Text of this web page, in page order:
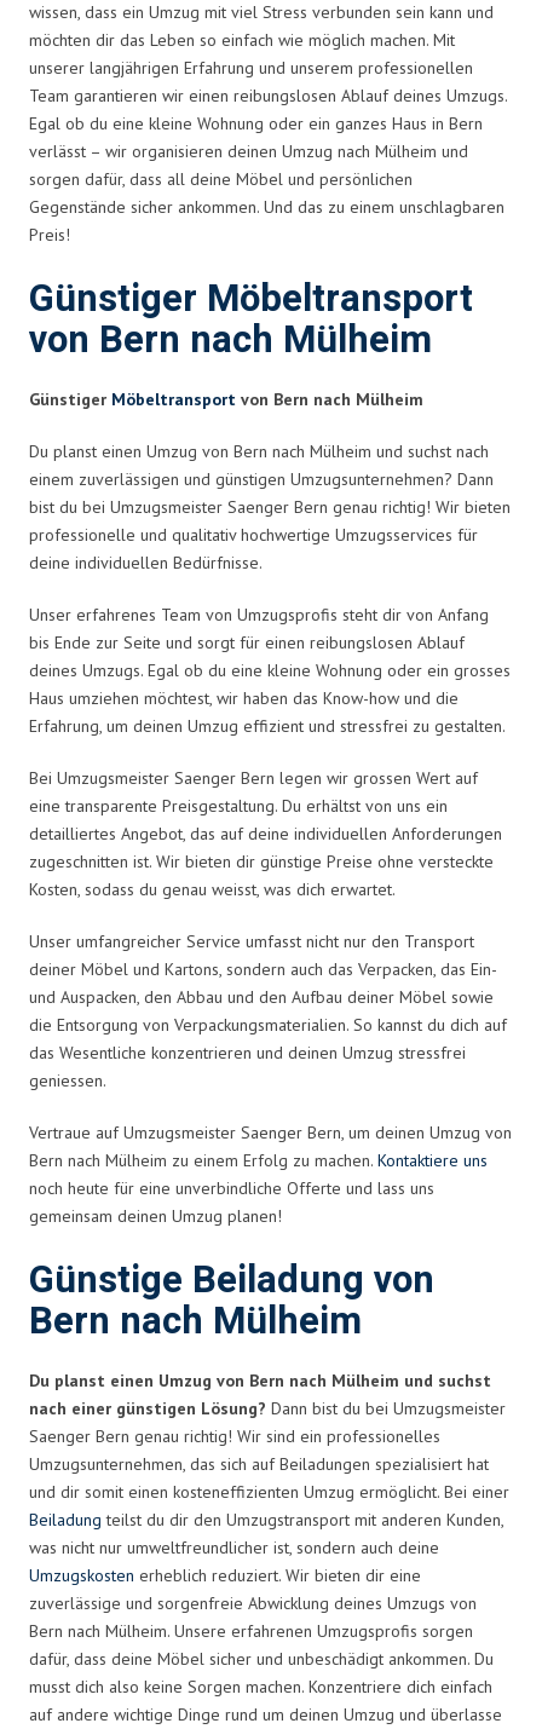
wissen, dass ein Umzug mit viel Stress verbunden sein kann und
möchten dir das Leben so einfach wie möglich machen. Mit
unserer langjährigen Erfahrung und unserem professionellen
Team garantieren wir einen reibungslosen Ablauf deines Umzugs.
Egal ob du eine kleine Wohnung oder ein ganzes Haus in Bern
verlässt – wir organisieren deinen Umzug nach Mülheim und
sorgen dafür, dass all deine Möbel und persönlichen
Gegenstände sicher ankommen. Und das zu einem unschlagbaren
Preis!
Günstiger Möbeltransport
von Bern nach Mülheim
Günstiger Möbeltransport von Bern nach Mülheim
Du planst einen Umzug von Bern nach Mülheim und suchst nach
einem zuverlässigen und günstigen Umzugsunternehmen? Dann
bist du bei Umzugsmeister Saenger Bern genau richtig! Wir bieten
professionelle und qualitativ hochwertige Umzugsservices für
deine individuellen Bedürfnisse.
Unser erfahrenes Team von Umzugsprofis steht dir von Anfang
bis Ende zur Seite und sorgt für einen reibungslosen Ablauf
deines Umzugs. Egal ob du eine kleine Wohnung oder ein grosses
Haus umziehen möchtest, wir haben das Know-how und die
Erfahrung, um deinen Umzug effizient und stressfrei zu gestalten.
Bei Umzugsmeister Saenger Bern legen wir grossen Wert auf
eine transparente Preisgestaltung. Du erhältst von uns ein
detailliertes Angebot, das auf deine individuellen Anforderungen
zugeschnitten ist. Wir bieten dir günstige Preise ohne versteckte
Kosten, sodass du genau weisst, was dich erwartet.
Unser umfangreicher Service umfasst nicht nur den Transport
deiner Möbel und Kartons, sondern auch das Verpacken, das Ein-
und Auspacken, den Abbau und den Aufbau deiner Möbel sowie
die Entsorgung von Verpackungsmaterialien. So kannst du dich auf
das Wesentliche konzentrieren und deinen Umzug stressfrei
geniessen.
Vertraue auf Umzugsmeister Saenger Bern, um deinen Umzug von
Bern nach Mülheim zu einem Erfolg zu machen. Kontaktiere uns
noch heute für eine unverbindliche Offerte und lass uns
gemeinsam deinen Umzug planen!
Günstige Beiladung von
Bern nach Mülheim
Du planst einen Umzug von Bern nach Mülheim und suchst
nach einer günstigen Lösung? Dann bist du bei Umzugsmeister
Saenger Bern genau richtig! Wir sind ein professionelles
Umzugsunternehmen, das sich auf Beiladungen spezialisiert hat
und dir somit einen kosteneffizienten Umzug ermöglicht. Bei einer
Beiladung teilst du dir den Umzugstransport mit anderen Kunden,
was nicht nur umweltfreundlicher ist, sondern auch deine
Umzugskosten erheblich reduziert. Wir bieten dir eine
zuverlässige und sorgenfreie Abwicklung deines Umzugs von
Bern nach Mülheim. Unsere erfahrenen Umzugsprofis sorgen
dafür, dass deine Möbel sicher und unbeschädigt ankommen. Du
musst dich also keine Sorgen machen. Konzentriere dich einfach
auf andere wichtige Dinge rund um deinen Umzug und überlasse